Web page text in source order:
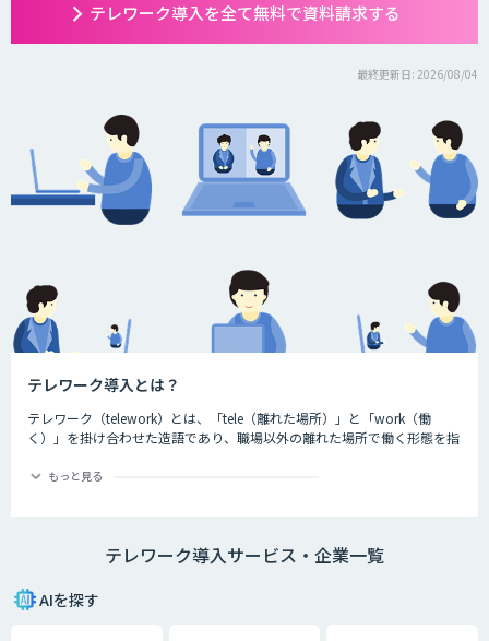
テレワーク導入を全て無料で資料請求する
最終更新日: 2026/08/04
テレワーク導入とは？
テレワーク（telework）とは、「tele（離れた場所）」と「work（働
く）」を掛け合わせた造語であり、職場以外の離れた場所で働く形態を指
ワークには大きく分けて3つの種類が存在するとされています。それが、
自宅にいながら、パソコンとインターネット、電話、ファックスなどで会
・モバイルワーク
もっと見る
テレワーク導入サービス・企業一覧
AIを探す